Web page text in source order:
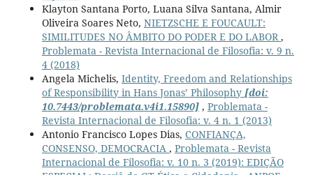
Klayton Santana Porto, Luana Silva Santana, Almir
Oliveira Soares Neto, NIETZSCHE E FOUCAULT:
SIMILITUDES NO ÂMBITO DO PODER E DO LABOR,
Problemata - Revista Internacional de Filosofia: v. 9 n.
4 (2018)
Angela Michelis, Identity, Freedom and Relationships
of Responsibility in Hans Jonas’ Philosophy [doi:
10.7443/problemata.v4i1.15890], Problemata -
Revista Internacional de Filosofia: v. 4 n. 1 (2013)
Antonio Francisco Lopes Dias, CONFIANÇA,
CONSENSO, DEMOCRACIA , Problemata - Revista
Internacional de Filosofia: v. 10 n. 3 (2019): EDIÇÃO